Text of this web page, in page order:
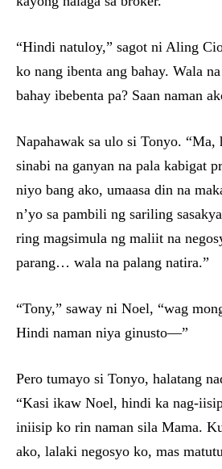
“Hindi natuloy,” sagot ni Aling
ko nang ibenta ang bahay. Wala
bahay ibebenta pa? Saan naman
Napahawak sa ulo si Tonyo.
sinabi na ganyan na pala kabigat
niyo bang ako, umaasa din na
n’yo sa pambili ng sariling
ring magsimula ng maliit na
parang… wala na palang natira.”
“Tony,” saway ni Noel, “wag
Hindi naman niya ginusto—”
Pero tumayo si Tonyo, halatang
“Kasi ikaw Noel, hindi ka nag-
iniisip ko rin naman sila Mama.
ako, lalaki negosyo ko, mas